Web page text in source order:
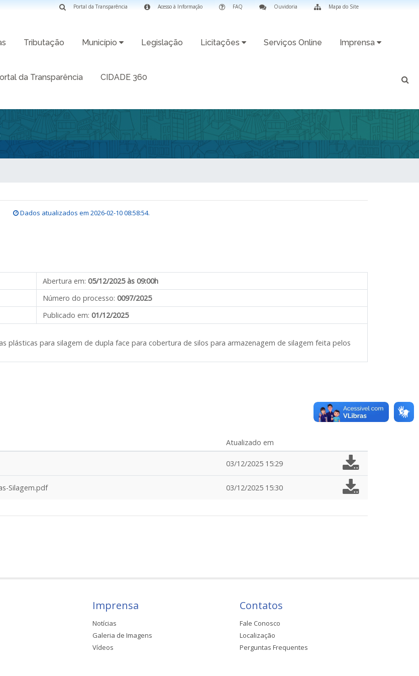
Mapa do Site
Ouvidoria
FAQ
Acesso à Informação
Portal da Transparência
Tributação Município Legislação Licitações Serviços Online Imprensa
da Transparência CIDADE 360
Dados atualizados em 2026-02-10 08:58:54.
Abertura em: 05/12/2025 às 09:00h
Número do processo: 0097/2025
Publicado em: 01/12/2025
plásticas para silagem de dupla face para cobertura de silos para armazenagem de silagem feita pelos
Atualizado em
03/12/2025 15:29
Silagem.pdf 03/12/2025 15:30
Imprensa
Notícias
Galeria de Imagens
Vídeos
Contatos
Fale Conosco
Localização
Perguntas Frequentes